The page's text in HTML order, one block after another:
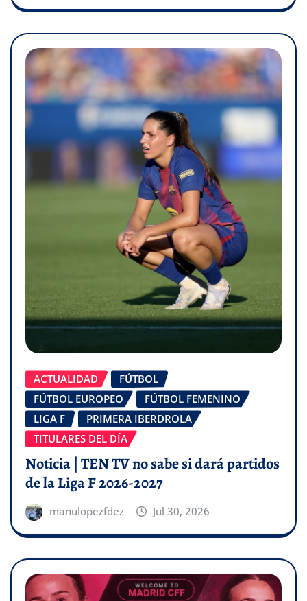
ACTUALIDAD
FÚTBOL
FÚTBOL EUROPEO
FÚTBOL FEMENINO
LIGA F
PRIMERA IBERDROLA
TITULARES DEL DÍA
Noticia | TEN TV no sabe si dará partidos
de la Liga F 2026-2027
manulopezfdez Jul 30, 2026